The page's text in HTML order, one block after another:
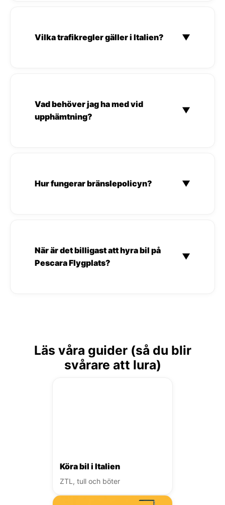
Vilka trafikregler gäller i Italien? ▼
Vad behöver jag ha med vid
upphämtning?
▼
Hur fungerar bränslepolicyn? ▼
När är det billigast att hyra bil på
Pescara Flygplats?
▼
Läs våra guider (så du blir
svårare att lura)
Köra bil i Italien
ZTL, tull och böter